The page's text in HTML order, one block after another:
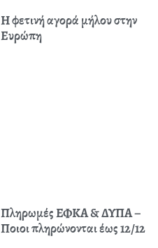
Η φετινή αγορά μήλου στην
Ευρώπη
Πληρωμές ΕΦΚΑ & ΔΥΠΑ –
Ποιοι πληρώνονται έως 12/12